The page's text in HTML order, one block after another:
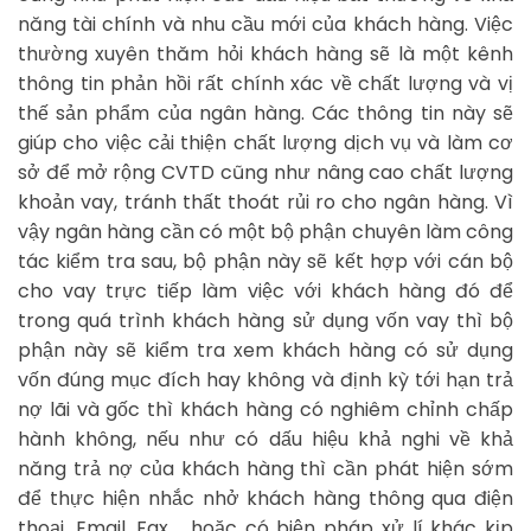
năng tài chính và nhu cầu mới của khách hàng. Việc
thường xuyên thăm hỏi khách hàng sẽ là một kênh
thông tin phản hồi rất chính xác về chất lượng và vị
thế sản phẩm của ngân hàng. Các thông tin này sẽ
giúp cho việc cải thiện chất lượng dịch vụ và làm cơ
sở để mở rộng CVTD cũng như nâng cao chất lượng
khoản vay, tránh thất thoát rủi ro cho ngân hàng. Vì
vậy ngân hàng cần có một bộ phận chuyên làm công
tác kiểm tra sau, bộ phận này sẽ kết hợp với cán bộ
cho vay trực tiếp làm việc với khách hàng đó để
trong quá trình khách hàng sử dụng vốn vay thì bộ
phận này sẽ kiểm tra xem khách hàng có sử dụng
vốn đúng mục đích hay không và định kỳ tới hạn trả
nợ lãi và gốc thì khách hàng có nghiêm chỉnh chấp
hành không, nếu như có dấu hiệu khả nghi về khả
năng trả nợ của khách hàng thì cần phát hiện sớm
để thực hiện nhắc nhở khách hàng thông qua điện